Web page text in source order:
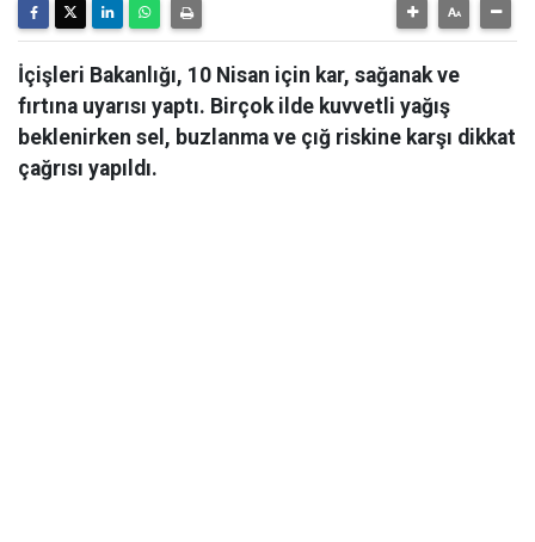
İçişleri Bakanlığı, 10 Nisan için kar, sağanak ve
fırtına uyarısı yaptı. Birçok ilde kuvvetli yağış
beklenirken sel, buzlanma ve çığ riskine karşı dikkat
çağrısı yapıldı.